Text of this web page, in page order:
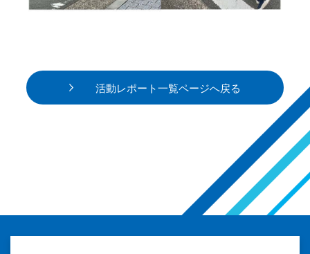
活動レポート一覧ページへ戻る